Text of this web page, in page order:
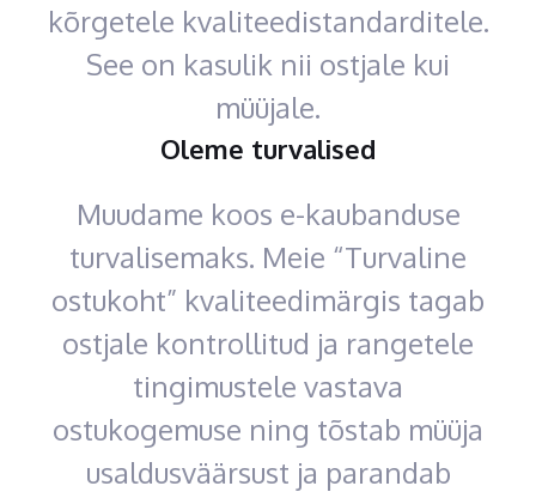
kõrgetele kvaliteedistandarditele.
See on kasulik nii ostjale kui
müüjale.
Oleme turvalised
Muudame koos e-kaubanduse
turvalisemaks. Meie “Turvaline
ostukoht” kvaliteedimärgis tagab
ostjale kontrollitud ja rangetele
tingimustele vastava
ostukogemuse ning tõstab müüja
usaldusväärsust ja parandab